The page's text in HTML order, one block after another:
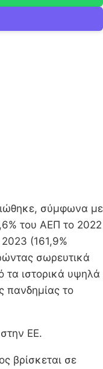
σύμφωνα με
του ΑΕΠ το 2022
(161,9%
σωρευτικά
τα ιστορικά υψηλά
πανδημίας το
ΕΕ.
βρίσκεται σε